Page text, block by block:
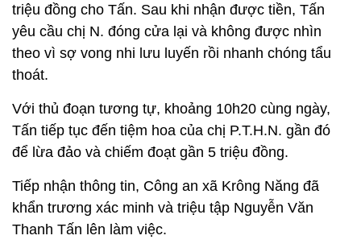
triệu đồng cho Tấn. Sau khi nhận được tiền, Tấn
yêu cầu chị N. đóng cửa lại và không được nhìn
theo vì sợ vong nhi lưu luyến rồi nhanh chóng tẩu
thoát.
Với thủ đoạn tương tự, khoảng 10h20 cùng ngày,
Tấn tiếp tục đến tiệm hoa của chị P.T.H.N. gần đó
để lừa đảo và chiếm đoạt gần 5 triệu đồng.
Tiếp nhận thông tin, Công an xã Krông Năng đã
khẩn trương xác minh và triệu tập Nguyễn Văn
Thanh Tấn lên làm việc.